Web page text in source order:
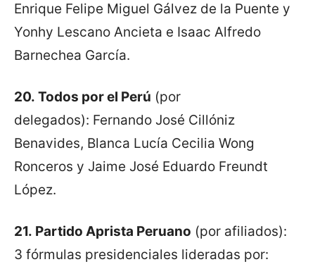
Enrique Felipe Miguel Gálvez de la Puente y
Yonhy Lescano Ancieta e Isaac Alfredo
Barnechea García.
20. Todos por el Perú (por
delegados): Fernando José Cillóniz
Benavides, Blanca Lucía Cecilia Wong
Ronceros y Jaime José Eduardo Freundt
López.
21. Partido Aprista Peruano (por afiliados):
3 fórmulas presidenciales lideradas por: